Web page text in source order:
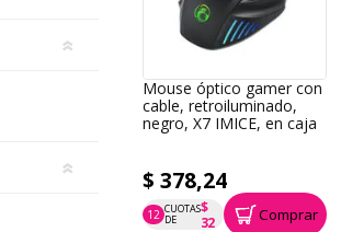
Mouse óptico gamer con
cable, retroiluminado,
negro, X7 IMICE, en caja
$ 378,24
12 CUOTAS
DE
$
32
P.T.F. $ 378 Comprar